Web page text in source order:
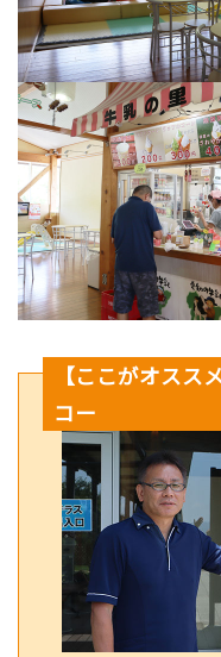
【ここがオスス
コー